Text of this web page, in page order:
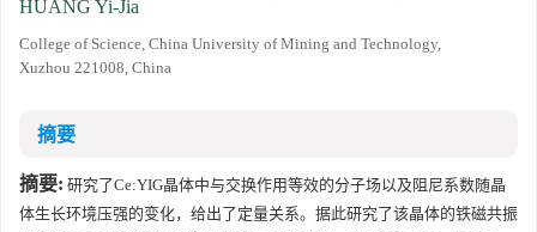
HUANG Yi-Jia
College of Science, China University of Mining and Technology,
Xuzhou 221008, China
摘要
摘要: 研究了Ce:YIG晶体中与交换作用等效的分子场以及阻尼系数随晶
体生长环境压强的变化，给出了定量关系。据此研究了该晶体的铁磁共振